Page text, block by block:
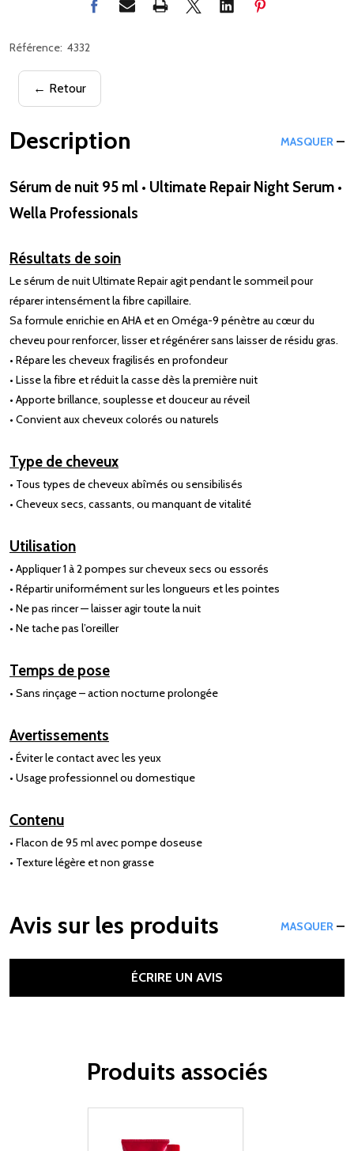
Référence: 4332
← Retour
Description MASQUER
Sérum de nuit 95 ml • Ultimate Repair Night Serum •
Wella Professionals
Résultats de soin
Le sérum de nuit Ultimate Repair agit pendant le sommeil pour
réparer intensément la fibre capillaire.
Sa formule enrichie en AHA et en Oméga-9 pénètre au cœur du
cheveu pour renforcer, lisser et régénérer sans laisser de résidu gras.
• Répare les cheveux fragilisés en profondeur
• Lisse la fibre et réduit la casse dès la première nuit
• Apporte brillance, souplesse et douceur au réveil
• Convient aux cheveux colorés ou naturels
Type de cheveux
• Tous types de cheveux abîmés ou sensibilisés
• Cheveux secs, cassants, ou manquant de vitalité
Utilisation
• Appliquer 1 à 2 pompes sur cheveux secs ou essorés
• Répartir uniformément sur les longueurs et les pointes
• Ne pas rincer — laisser agir toute la nuit
• Ne tache pas l’oreiller
Temps de pose
• Sans rinçage – action nocturne prolongée
Avertissements
• Éviter le contact avec les yeux
• Usage professionnel ou domestique
Contenu
• Flacon de 95 ml avec pompe doseuse
• Texture légère et non grasse
Avis sur les produits MASQUER
ÉCRIRE UN AVIS
Produits associés